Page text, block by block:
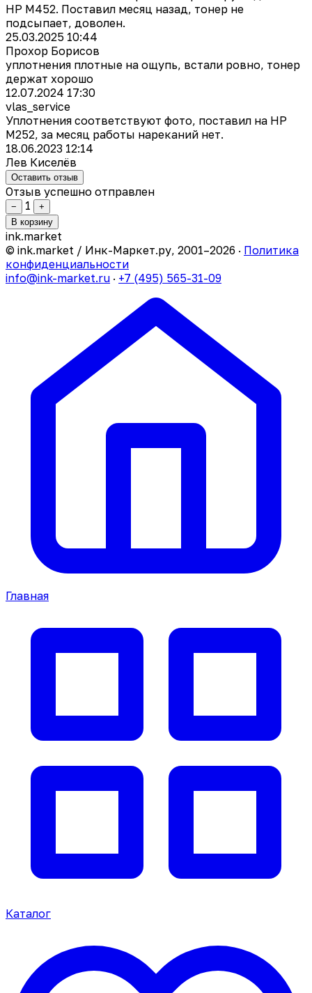
HP M452. Поставил месяц назад, тонер не
подсыпает, доволен.
25.03.2025 10:44
Прохор Борисов
уплотнения плотные на ощупь, встали ровно, тонер
держат хорошо
12.07.2024 17:30
vlas_service
Уплотнения соответствуют фото, поставил на HP
M252, за месяц работы нареканий нет.
18.06.2023 12:14
Лев Киселёв
Оставить отзыв
Отзыв успешно отправлен
− 1
+
В корзину
ink.market
© ink.market / Инк-Маркет.ру, 2001–2026 · Политика
конфиденциальности
info@ink-market.ru · +7 (495) 565-31-09
Главная
Каталог